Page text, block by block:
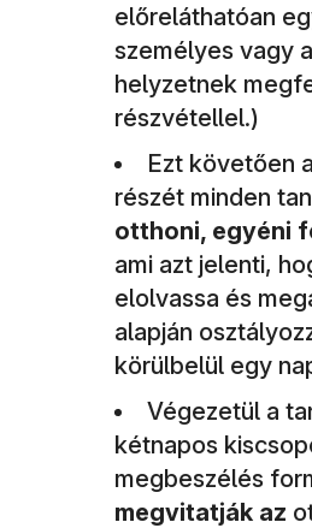
előreláthatóan
személyes vagy
helyzetnek
részvétellel.)
Ezt követően
részét minden
otthoni, egyéni
ami azt jelenti,
elolvassa és
alapján
körülbelül egy
Végezetül a
kétnapos
megbeszélés
megvitatják az